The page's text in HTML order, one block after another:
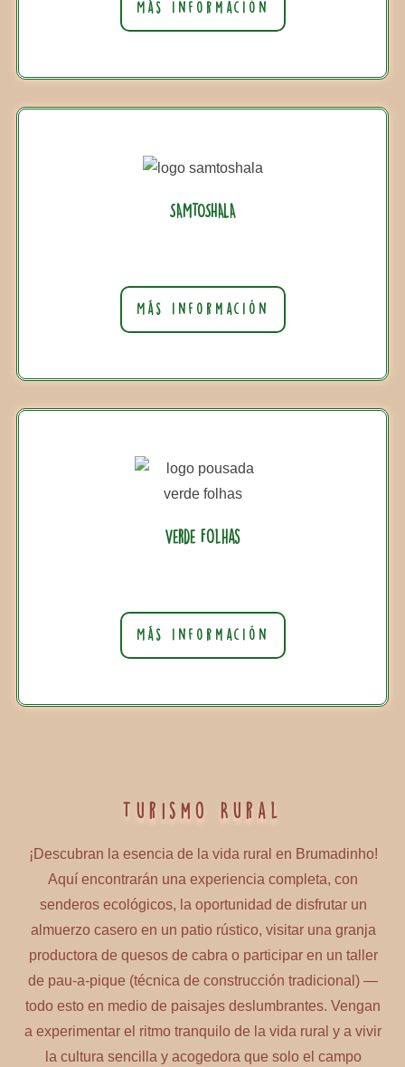
Más información
SAMTOSHALA
Más información
Verde Folhas
Más información
Turismo Rural
¡Descubran la esencia de la vida rural en Brumadinho!
Aquí encontrarán una experiencia completa, con
senderos ecológicos, la oportunidad de disfrutar un
almuerzo casero en un patio rústico, visitar una granja
productora de quesos de cabra o participar en un taller
de pau-a-pique (técnica de construcción tradicional) —
todo esto en medio de paisajes deslumbrantes. Vengan
a experimentar el ritmo tranquilo de la vida rural y a vivir
la cultura sencilla y acogedora que solo el campo